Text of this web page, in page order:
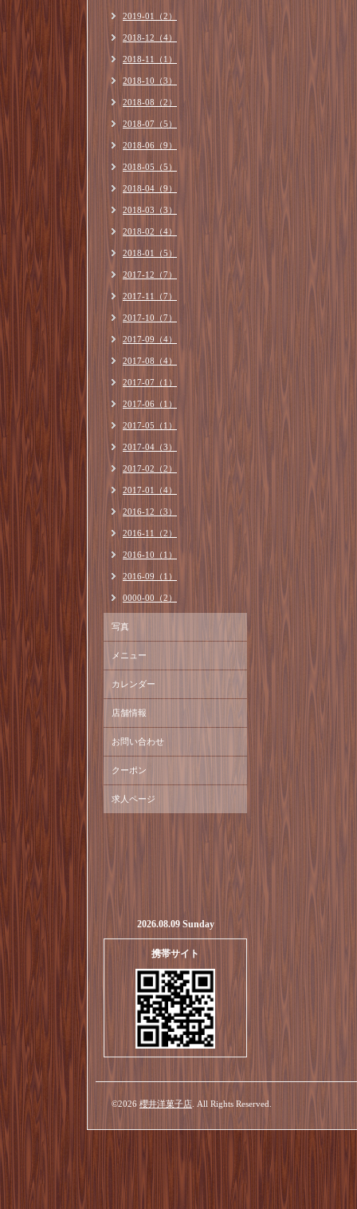
2019-01（2）
2018-12（4）
2018-11（1）
2018-10（3）
2018-08（2）
2018-07（5）
2018-06（9）
2018-05（5）
2018-04（9）
2018-03（3）
2018-02（4）
2018-01（5）
2017-12（7）
2017-11（7）
2017-10（7）
2017-09（4）
2017-08（4）
2017-07（1）
2017-06（1）
2017-05（1）
2017-04（3）
2017-02（2）
2017-01（4）
2016-12（3）
2016-11（2）
2016-10（1）
2016-09（1）
0000-00（2）
写真
メニュー
カレンダー
店舗情報
お問い合わせ
クーポン
求人ページ
2026.08.09 Sunday
携帯サイト
©2026 櫻井洋菓子店 . All Rights Reserved.